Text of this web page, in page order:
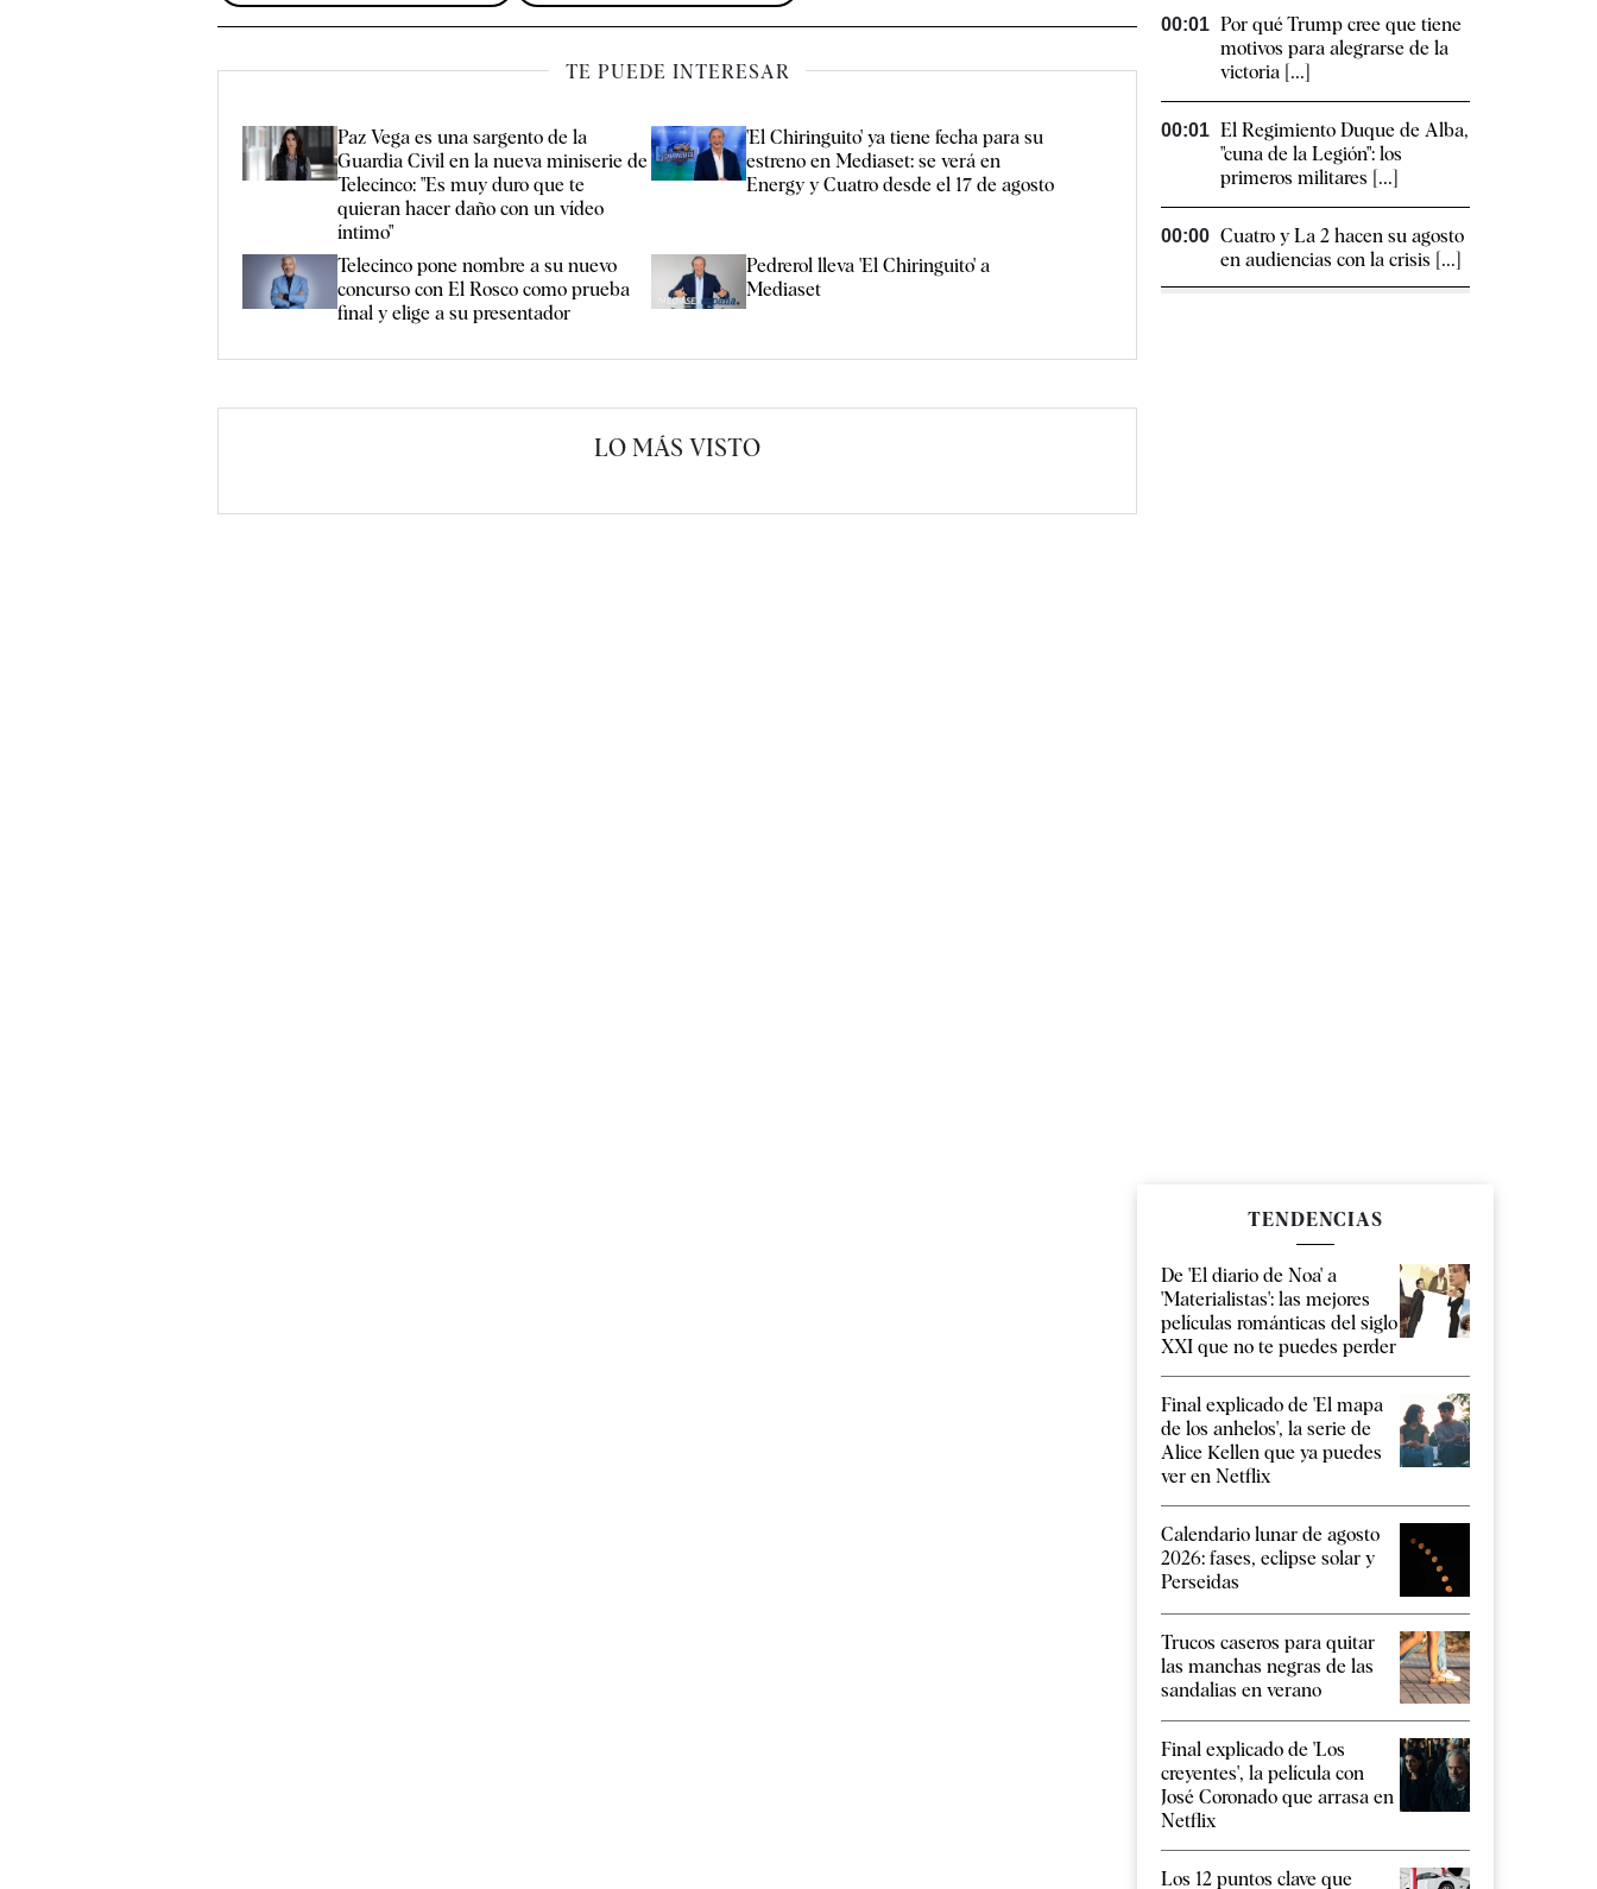
TE PUEDE INTERESAR
Paz Vega es una sargento de la
Guardia Civil en la nueva miniserie de
Telecinco: "Es muy duro que te
quieran hacer daño con un vídeo
íntimo"
'El Chiringuito' ya tiene fecha para su
estreno en Mediaset: se verá en
Energy y Cuatro desde el 17 de agosto
Telecinco pone nombre a su nuevo
concurso con El Rosco como prueba
final y elige a su presentador
Pedrerol lleva 'El Chiringuito' a
Mediaset
LO MÁS VISTO
00:01 Por qué Trump cree que tiene
motivos para alegrarse de la
victoria [...]
00:01 El Regimiento Duque de Alba,
"cuna de la Legión": los
primeros militares [...]
00:00 Cuatro y La 2 hacen su agosto
en audiencias con la crisis [...]
TENDENCIAS
De 'El diario de Noa' a
'Materialistas': las mejores
películas románticas del siglo
XXI que no te puedes perder
Final explicado de 'El mapa
de los anhelos', la serie de
Alice Kellen que ya puedes
ver en Netflix
Calendario lunar de agosto
2026: fases, eclipse solar y
Perseidas
Trucos caseros para quitar
las manchas negras de las
sandalias en verano
Final explicado de 'Los
creyentes', la película con
José Coronado que arrasa en
Netflix
Los 12 puntos clave que